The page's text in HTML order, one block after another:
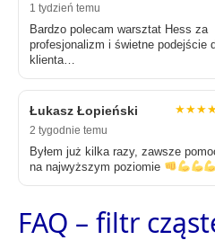
1 tydzień temu
Bardzo polecam warsztat Hess za
profesjonalizm i świetne podejście
klienta…
Łukasz Łopieński
2 tygodnie temu
Byłem już kilka razy, zawsze
na najwyższym poziomie
FAQ – filtr